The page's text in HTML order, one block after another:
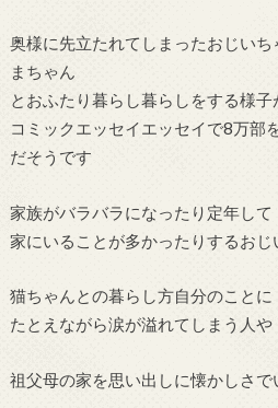
奥様に先立たれてしまったおじい
まちゃん
とおふたり暮らし暮らしをする様子
コミックエッセイエッセイで8万部
だそうです
家族がバラバラになったり定年して
家にいることが多かったりするおじ
猫ちゃんとの暮らし方自分のことに
たとえながら涙が溢れてしまう人や
祖父母の家を思い出しに懐かしさ